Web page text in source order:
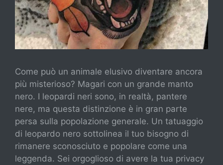
Come può un animale elusivo diventare ancora
più misterioso? Magari con un grande manto
nero. I leopardi neri sono, in realtà, pantere
nere, ma questa distinzione è in gran parte
persa sulla popolazione generale. Un tatuaggio
di leopardo nero sottolinea il tuo bisogno di
rimanere sconosciuto e popolare come una
leggenda. Sei orgoglioso di avere la tua privacy